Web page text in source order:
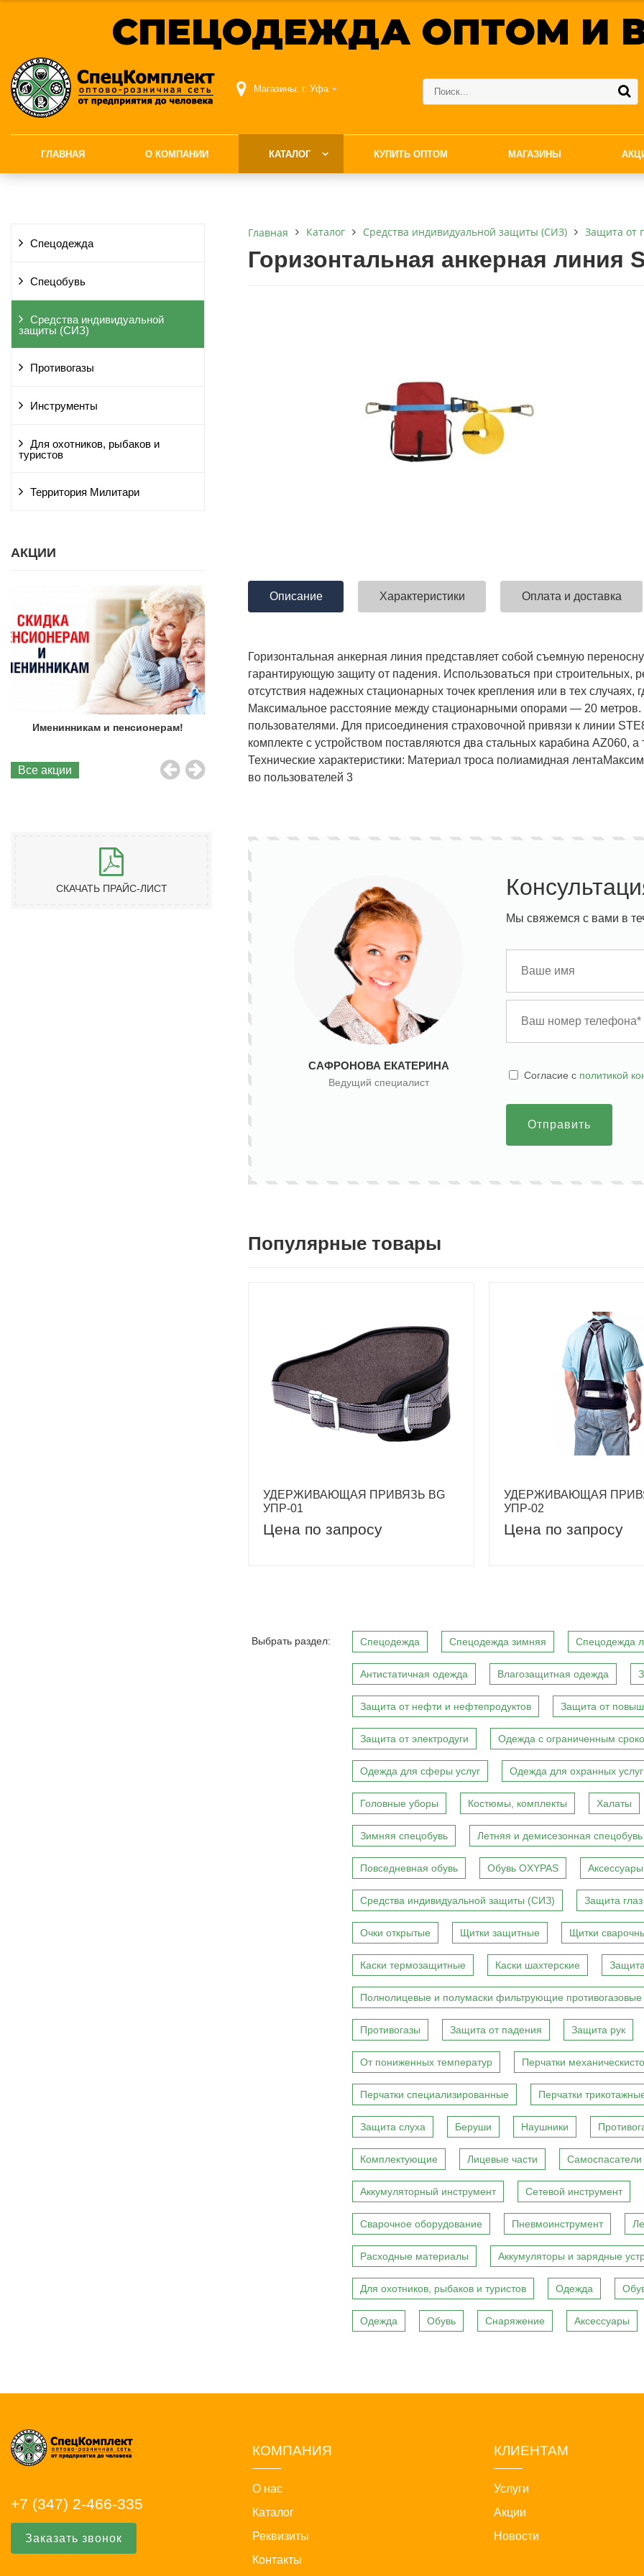
СПЕЦОДЕЖДА ОПТОМ И
Магазины: г. Уфа
ГЛАВНАЯ О КОМПАНИИ КАТАЛОГ КУПИТЬ ОПТОМ МАГАЗИНЫ
Спецодежда
Спецобувь
Средства индивидуальной
защиты (СИЗ)
Противогазы
Инструменты
Для охотников, рыбаков и
туристов
Территория Милитари
АКЦИИ
Именинникам и пенсионерам! Бесплатная доставка! Униформа медработников
АКЦИЯ!
Все акции
СКАЧАТЬ ПРАЙС-ЛИСТ
Главная Каталог Средства индивидуальной защиты (СИЗ) Защита от
Горизонтальная анкерная линия
Описание Характеристики Оплата и доставка
Горизонтальная анкерная линия представляет собой съемную
гарантирующую защиту от падения. Использоваться при
отсутствия надежных стационарных точек крепления или в тех
Максимальное расстояние между стационарными опорами — 20
пользователями. Для присоединения страховочной привязи к линии
комплекте с устройством поставляются два стальных карабина AZ060,
Технические характеристики: Материал троса полиамидная лента
во пользователей 3
САФРОНОВА ЕКАТЕРИНА
Ведущий специалист
Мы свяжемся с вами в
Cогласие с политикой
Отправить
Популярные товары
УДЕРЖИВАЮЩАЯ ПРИВЯЗЬ BG
УПР-01
Цена по запросу
УДЕРЖИВАЮЩАЯ
УПР-02
Цена по запросу
Выбрать раздел: Спецодежда Спецодежда зимняя Спецодежда
Антистатичная одежда Влагозащитная одежда
Защита от нефти и нефтепродуктов Защита от
Защита от электродуги Одежда с ограниченным
Одежда для сферы услуг Одежда для охранных услуг
Головные уборы Костюмы, комплекты Халаты
Зимняя спецобувь Летняя и демисезонная спецобувь
Повседневная обувь Обувь OXYPAS Аксессуары
Средства индивидуальной защиты (СИЗ) Защита
Очки открытые Щитки защитные Щитки
Каски термозащитные Каски шахтерские
Полнолицевые и полумаски фильтрующие противогазовые
Противогазы Защита от падения Защита рук
От пониженных температур Перчатки
Перчатки специализированные Перчатки
Защита слуха Беруши Наушники
Комплектующие Лицевые части Самоспасатели
Аккумуляторный инструмент Сетевой инструмент
Сварочное оборудование Пневмоинструмент
Расходные материалы Аккумуляторы и зарядные
Для охотников, рыбаков и туристов Одежда
Одежда Обувь Снаряжение Аксессуары
+7 (347) 2-466-335
Заказать звонок
КОМПАНИЯ
О нас
Каталог
Реквизиты
Контакты
КЛИЕНТАМ
Услуги
Акции
Новости